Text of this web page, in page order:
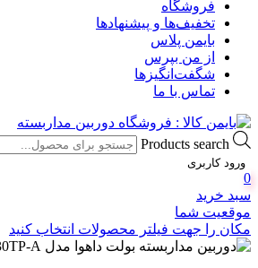
فروشگاه
تخفیف‌ها و پیشنهادها
بایمن پلاس
از من بپرس
شگفت‌انگیزها
تماس با ما
Products search
ورود کاربری
0
سبد خرید
موقعیت شما
مکان را جهت فیلتر محصولات انتخاب کنید